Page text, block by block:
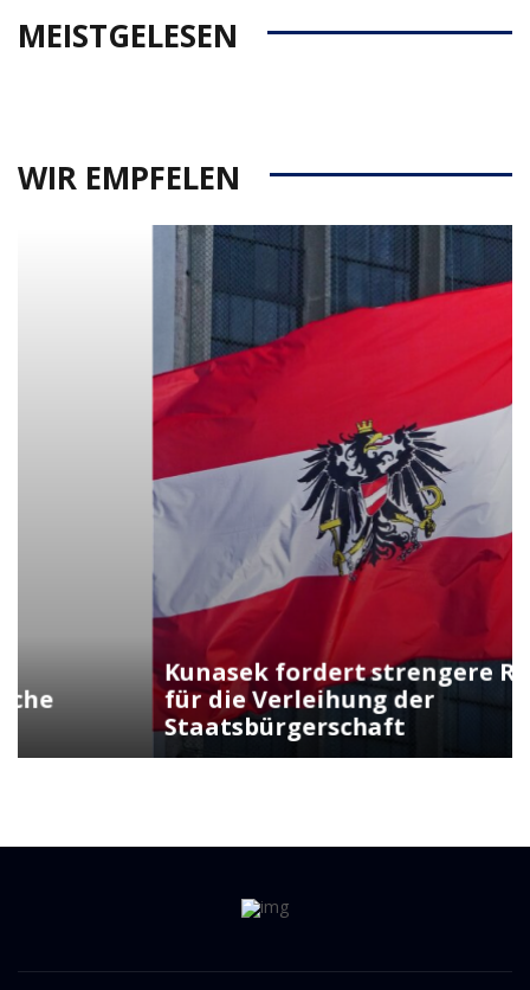
MEISTGELESEN
WIR EMPFELEN
Kunasek fordert strengere Regeln
für die Verleihung der
Staatsbürgerschaft